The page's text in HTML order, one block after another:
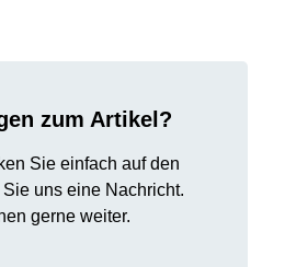
zum Artikel?
Sie einfach auf den
uns eine Nachricht.
gerne weiter.